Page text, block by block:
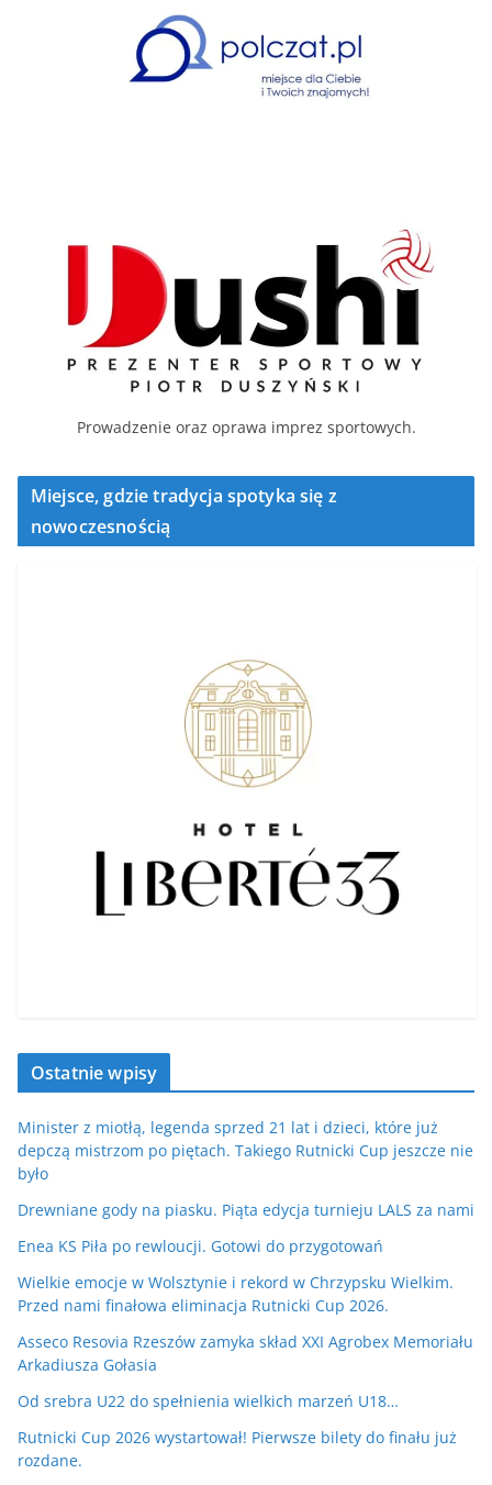
Prowadzenie oraz oprawa imprez sportowych.
Miejsce, gdzie tradycja spotyka się z
nowoczesnością
Ostatnie wpisy
Minister z miotłą, legenda sprzed 21 lat i dzieci, które już
depczą mistrzom po piętach. Takiego Rutnicki Cup jeszcze nie
było
Drewniane gody na piasku. Piąta edycja turnieju LALS za nami
Enea KS Piła po rewloucji. Gotowi do przygotowań
Wielkie emocje w Wolsztynie i rekord w Chrzypsku Wielkim.
Przed nami finałowa eliminacja Rutnicki Cup 2026.
Asseco Resovia Rzeszów zamyka skład XXI Agrobex Memoriału
Arkadiusza Gołasia
Od srebra U22 do spełnienia wielkich marzeń U18…
Rutnicki Cup 2026 wystartował! Pierwsze bilety do finału już
rozdane.